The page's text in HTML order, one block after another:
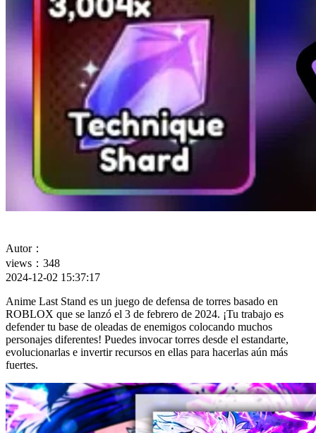
Autor：
views：348
2024-12-02 15:37:17
Anime Last Stand es un juego de defensa de torres basado en
ROBLOX que se lanzó el 3 de febrero de 2024. ¡Tu trabajo es
defender tu base de oleadas de enemigos colocando muchos
personajes diferentes! Puedes invocar torres desde el estandarte,
evolucionarlas e invertir recursos en ellas para hacerlas aún más
fuertes.